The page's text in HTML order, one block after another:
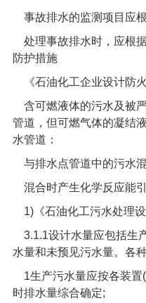
事故排水的监测项目应
处理事故排水时，应根
防护措施
《石油化工企业设计防
含可燃液体的污水及被
管道，但可燃气体的凝结
水管道：
与排水点管道中的污水
混合时产生化学反应能
1)《石油化工污水处理设
3.1.1设计水量应包括生
水量和未预见污水量。各
1生产污水量应按各装置(
时排水量综合确定;